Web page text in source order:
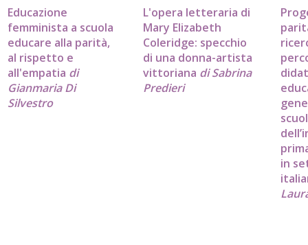
Educazione
femminista a scuola
educare alla parità,
al rispetto e
all'empatia di
Gianmaria Di
Silvestro
L'opera letteraria di
Mary Elizabeth
Coleridge: specchio
di una donna-artista
vittoriana di Sabrina
Predieri
in